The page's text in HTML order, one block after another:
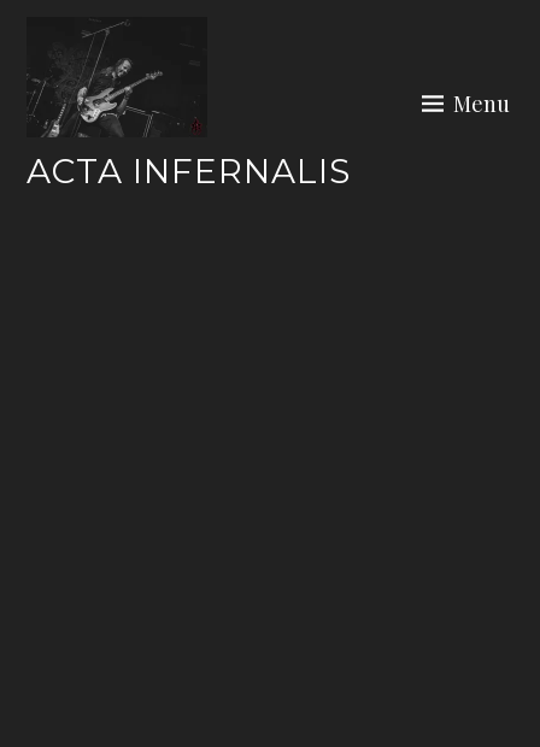
content
ACTA INFERNALIS
Menu